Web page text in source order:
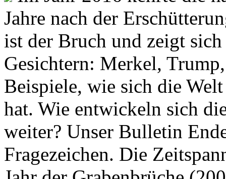
Jahre nach der
ist der Bruch und zeigt
Gesichtern: Merkel,
Beispiele, wie sich die
hat. Wie entwickeln sich
weiter? Unser Bulletin
Fragezeichen. Die